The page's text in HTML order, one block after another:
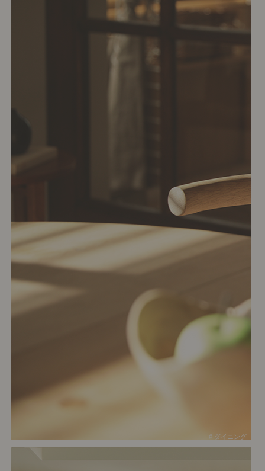
# ダイニング